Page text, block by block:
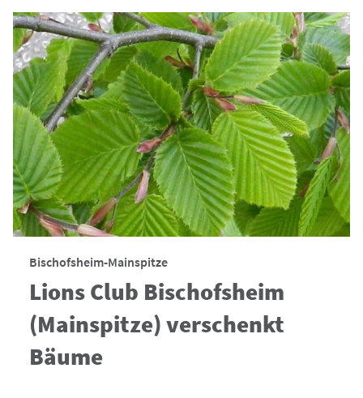
Bischofsheim-Mainspitze
Lions Club Bischofsheim
(Mainspitze) verschenkt
Bäume